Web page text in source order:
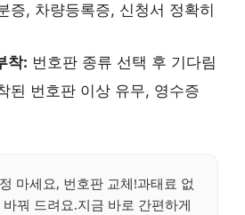
증, 차량등록증, 신청서 정확히
착: 번호판 종류 선택 후 기다림
된 번호판 이상 유무, 영수증
마세요, 번호판 교체!과태료 없
꿔 드려요.지금 바로 간편하게